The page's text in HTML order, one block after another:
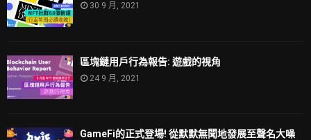
30 9 月, 2021
區塊鏈用戶行為報告: 遊戲的視角
24 9 月, 2021
GameFi的正式登場! 從默默無聞地發展至聲名大噪